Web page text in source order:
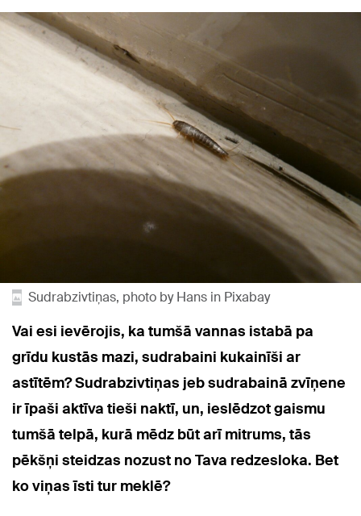
Sudrabzivtiņas, photo by Hans in Pixabay
Vai esi ievērojis, ka tumšā vannas istabā pa
grīdu kustās mazi, sudrabaini kukainīši ar
astītēm? Sudrabzivtiņas jeb sudrabainā zvīņene
ir īpaši aktīva tieši naktī, un, ieslēdzot gaismu
tumšā telpā, kurā mēdz būt arī mitrums, tās
pēkšņi steidzas nozust no Tava redzesloka. Bet
ko viņas īsti tur meklē?